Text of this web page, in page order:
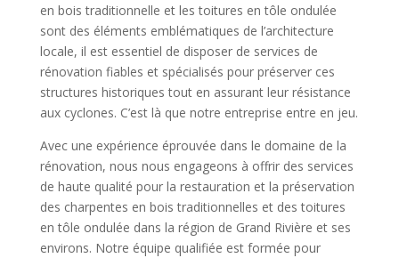
en bois traditionnelle et les toitures en tôle ondulée
sont des éléments emblématiques de l’architecture
locale, il est essentiel de disposer de services de
rénovation fiables et spécialisés pour préserver ces
structures historiques tout en assurant leur résistance
aux cyclones. C’est là que notre entreprise entre en jeu.
Avec une expérience éprouvée dans le domaine de la
rénovation, nous nous engageons à offrir des services
de haute qualité pour la restauration et la préservation
des charpentes en bois traditionnelles et des toitures
en tôle ondulée dans la région de Grand Rivière et ses
environs. Notre équipe qualifiée est formée pour